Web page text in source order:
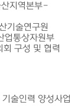
지역본부-
기술연구원
업통상자원부
구성 및 협력
술인력 양성사업